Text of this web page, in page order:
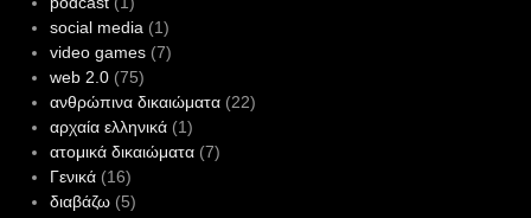
social media(1)
video games(7)
web 2.0(75)
ανθρώπινα δικαιώματα(22)
αρχαία ελληνικά(1)
ατομικά δικαιώματα(7)
Γενικά(16)
διαβάζω(5)